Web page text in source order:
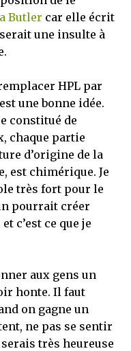
Butler car elle écrit
serait une insulte à
HPL par
une bonne idée.
constitué de
chaque partie
d’origine de la
est chimérique. Je
très fort pour le
pourrait créer
c’est ce que je
aux gens un
honte. Il faut
on gagne un
ne pas se sentir
très heureuse